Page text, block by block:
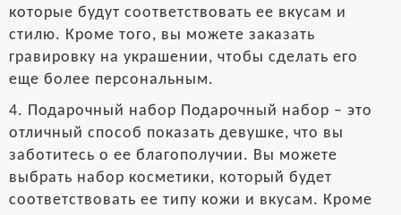
которые будут соответствовать ее вкусам и
стилю. Кроме того, вы можете заказать
гравировку на украшении, чтобы сделать его
еще более персональным.
4. Подарочный набор Подарочный набор – это
отличный способ показать девушке, что вы
заботитесь о ее благополучии. Вы можете
выбрать набор косметики, который будет
соответствовать ее типу кожи и вкусам. Кроме